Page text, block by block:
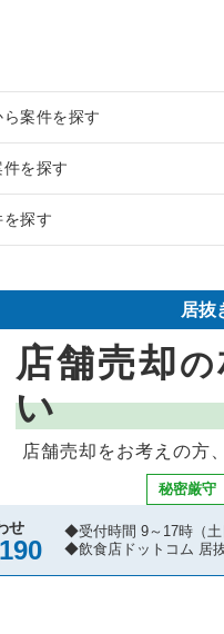
案件を探す
き売却物件の案件一覧
き売却物件の案件一覧
店の居抜き売却物件の案件一
店の居抜き売却物件の案件一
の居抜き売却物件の案件一覧
の居抜き売却物件の案件一覧
居抜き売却物件の案件一覧
の居抜き売却物件の案件一
を探す
居抜き売却物件の案件一覧
料理の居抜き売却物件の案件
抜き売却物件の案件一覧
んの居抜き売却物件の案件一
抜き売却物件の案件一覧
き売却物件の案件一覧
お好み焼の居抜き売却物件
探す
理の居抜き売却物件の案件一
理の居抜き売却物件の案件一
売却物件の案件一覧
お好み焼の居抜き売却物件の
居抜き売却物件の案件一覧
き売却物件の案件一覧
居抜
店舗売却の
い
店舗売却をお考えの方
秘密厳守
せ
◆受付時間 9～17時（土
◆飲食店ドットコム 居